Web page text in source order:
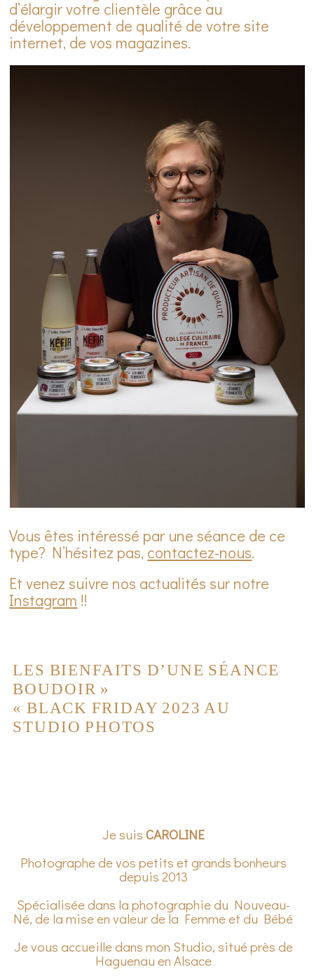
d’élargir votre clientèle grâce au
développement de qualité de votre site
internet, de vos magazines.
Vous êtes intéressé par une séance de ce
type? N’hésitez pas, contactez-nous.
Et venez suivre nos actualités sur notre
Instagram !!
LES BIENFAITS D’UNE SÉANCE
BOUDOIR »
« BLACK FRIDAY 2023 AU
STUDIO PHOTOS
Je suis CAROLINE
Photographe de vos petits et grands bonheurs
depuis 2013
Spécialisée dans la photographie du Nouveau-
Né, de la mise en valeur de la Femme et du Bébé
Je vous accueille dans mon Studio, situé près de
Haguenau en Alsace